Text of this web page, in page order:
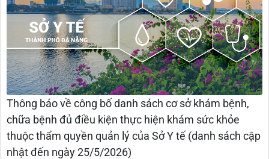
Thông báo về công bố danh sách cơ sở khám bệnh,
chữa bệnh đủ điều kiện thực hiện khám sức khỏe
thuộc thẩm quyền quản lý của Sở Y tế (danh sách cập
nhật đến ngày 25/5/2026)